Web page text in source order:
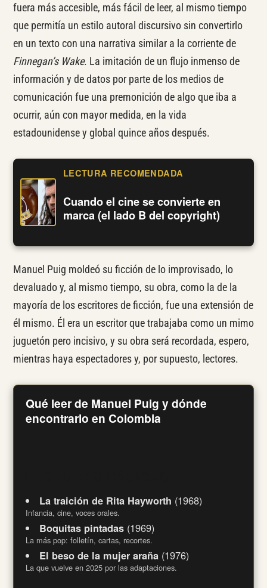
fuera más accesible, más fácil de leer, al mismo tiempo
que permitía un estilo autoral discursivo sin convertirlo
en un texto con una narrativa similar a la corriente de
Finnegan’s Wake. La imitación de un flujo inmenso de
información y de datos por parte de los medios de
comunicación fue una premonición de algo que iba a
ocurrir, aún con mayor medida, en la vida
estadounidense y global quince años después.
LECTURA RECOMENDADA
Cuando el cine se convierte en
marca (el lado B del copyright)
Manuel Puig moldeó su ficción de lo improvisado, lo
devaluado y, al mismo tiempo, su obra, como la de la
mayoría de los escritores de ficción, fue una extensión de
él mismo. Él era un escritor que trabajaba como un mimo
juguetón pero incisivo, y su obra será recordada, espero,
mientras haya espectadores y, por supuesto, lectores.
Qué leer de Manuel Puig y dónde
encontrarlo en Colombia
La traición de Rita Hayworth (1968)
Infancia, cine, voces orales.
Boquitas pintadas (1969)
La más pop: folletín, cartas, recortes.
El beso de la mujer araña (1976)
La que vuelve en 2025 por las adaptaciones.